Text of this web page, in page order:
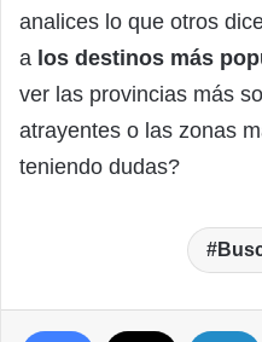
analices lo que otros
a los destinos más
ver las provincias más
atrayentes o las zonas
teniendo dudas?